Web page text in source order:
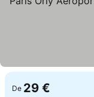
De 29 €